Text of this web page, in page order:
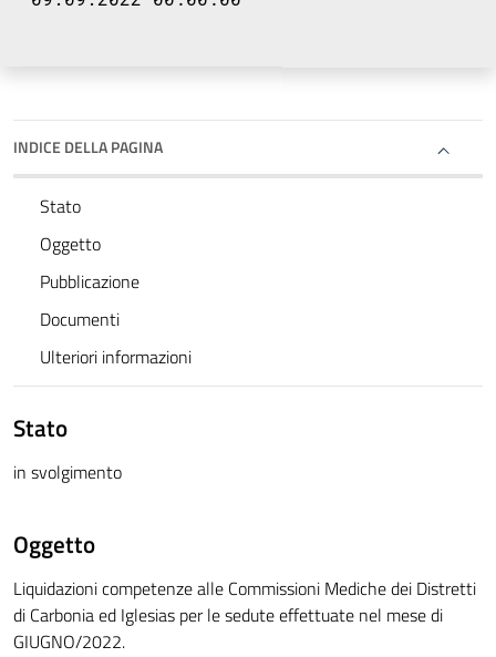
INDICE DELLA PAGINA
Stato
Oggetto
Pubblicazione
Documenti
Ulteriori informazioni
Stato
in svolgimento
Oggetto
Liquidazioni competenze alle Commissioni Mediche dei Distretti
di Carbonia ed Iglesias per le sedute effettuate nel mese di
GIUGNO/2022.